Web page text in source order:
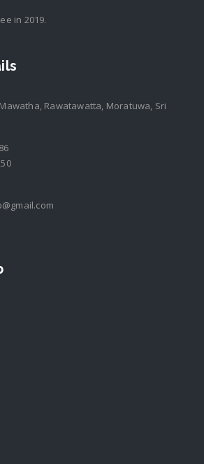
in 2019.
Rawatawatta, Moratuwa, Sri